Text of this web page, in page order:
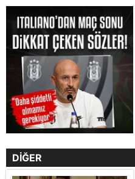
DİĞER